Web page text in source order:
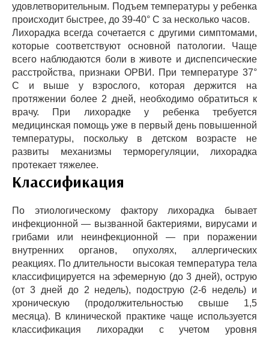
удовлетворительным. Подъем температуры у ребенка
происходит быстрее, до 39-40° С за несколько часов.
Лихорадка всегда сочетается с другими симптомами,
которые соответствуют основной патологии. Чаще
всего наблюдаются боли в животе и диспепсические
расстройства, признаки ОРВИ. При температуре 37°
С и выше у взрослого, которая держится на
протяжении более 2 дней, необходимо обратиться к
врачу. При лихорадке у ребенка требуется
медицинская помощь уже в первый день повышенной
температуры, поскольку в детском возрасте не
развиты механизмы терморегуляции, лихорадка
протекает тяжелее.
Классификация
По этиологическому фактору лихорадка бывает
инфекционной — вызванной бактериями, вирусами и
грибами или неинфекционной — при поражении
внутренних органов, опухолях, аллергических
реакциях. По длительности высокая температура тела
классифицируется на эфемерную (до 3 дней), острую
(от 3 дней до 2 недель), подострую (2-6 недель) и
хроническую (продолжительностью свыше 1,5
месяца). В клинической практике чаще используется
классификация лихорадки с учетом уровня